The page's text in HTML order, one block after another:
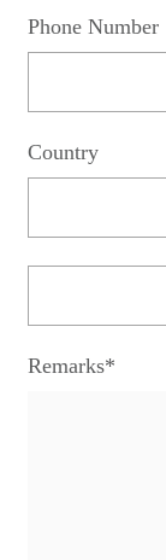
Phone Number
Country
Remarks*